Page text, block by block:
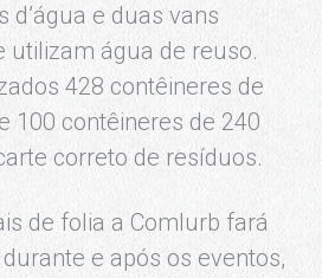
d’água e duas vans
utilizam água de reuso.
428 contêineres de
100 contêineres de 240
correto de resíduos.
de folia a Comlurb fará
e após os eventos,